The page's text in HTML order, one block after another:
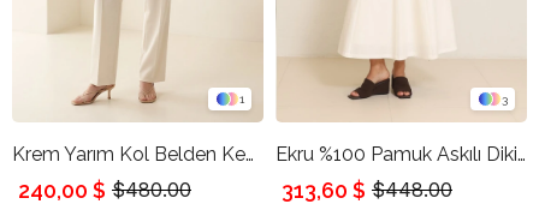
1
Krem Yarım Kol Belden Kemerli Cep Detaylı Ceket
$480.00
240,00 $
3
Ekru %100 Pamuk Askılı Dikiş Detaylı Rahat Kesim Elbise
$448.00
313,60 $